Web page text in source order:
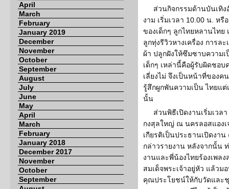
April
March
February
January 2019
December
November
October
September
August
July
June
May
April
March
February
January 2018
December 2017
November
October
September
ส่วนกิจกรรมด้านบันเทิ
งาม เริ่มเวลา 10.00 น. ห
ของเด็กๆ ลูกไทยหลานไทย
ลูกทุ่งรีวิวหางเครื่อง การล
ผ้า ปลูกฝังให้ซึมซาบความ
เด็กๆ เหล่านี้คือผู้รับผิดชอ
เลี่ยงไม่ จึงเป็นหน้าที่ของ
รู้สึกผูกพันความเป็น ไทยแ
นั้น
ส่วนพิธีเปิดงานเริ่มเวล
กงสุลใหญ่ ณ นครลอสแอง
เกียรติเป็นประธานเปิดงา
กล่าวรายงาน หลังจากนั้น
งานและพี่น้องไทยร้องเพล
สมเด็จพระเจ้าอยู่หัว แล้วม
คุณประโยชน์ให้กับวัดและ